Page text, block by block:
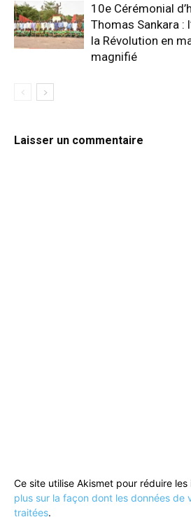
10e Cérémonial
Thomas Sankara :
la Révolution en
magnifié
Laisser un commentaire
Ce site utilise Akismet pour réduire les
plus sur la façon dont les données de
traitées.